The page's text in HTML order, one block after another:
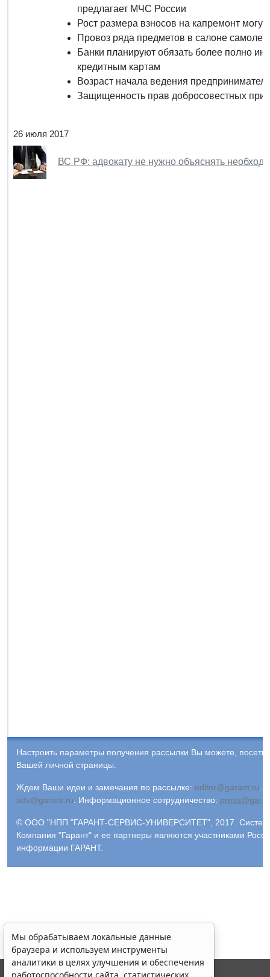
предлагает МЧС России
Рост размера взносов на капремонт могут
Провоз ряда предметов в салоне
Банки планируют обязать более полно
кредитным картам
Возраст начала ведения
Защищенность прав добросовестных
26 июля 2017
ВС РФ: адвокату не нужно объяснять
Настроить параметры получения рассылки Вы можете,
Вашей личной страницы.
Ждем Ваши идеи и замечания по рассылке: editor@garant.ru
adv@garant.ru
Информационное сотрудничество:
© ООО "НПП "ГАРАНТ-СЕРВИС-УНИВЕРСИТЕТ", 2017. Система
Компания "Гарант" и ее партнеры являются участниками
информации ГАРАНТ.
Мы обрабатываем локальные данные
браузера и используем инструменты
аналитики в целях улучшения и обеспечения